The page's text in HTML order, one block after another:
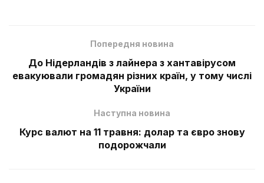
Попередня новина
До Нідерландів з лайнера з хантавірусом
евакуювали громадян різних країн, у тому числі
України
Наступна новина
Курс валют на 11 травня: долар та євро знову
подорожчали